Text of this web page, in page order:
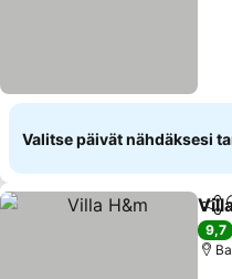
Valitse päivät nähdäksesi
Jaa
9,7